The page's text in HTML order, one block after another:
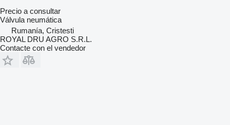
Precio a consultar
Válvula neumática
Rumanía, Cristesti
ROYAL DRU AGRO S.R.L.
Contacte con el vendedor